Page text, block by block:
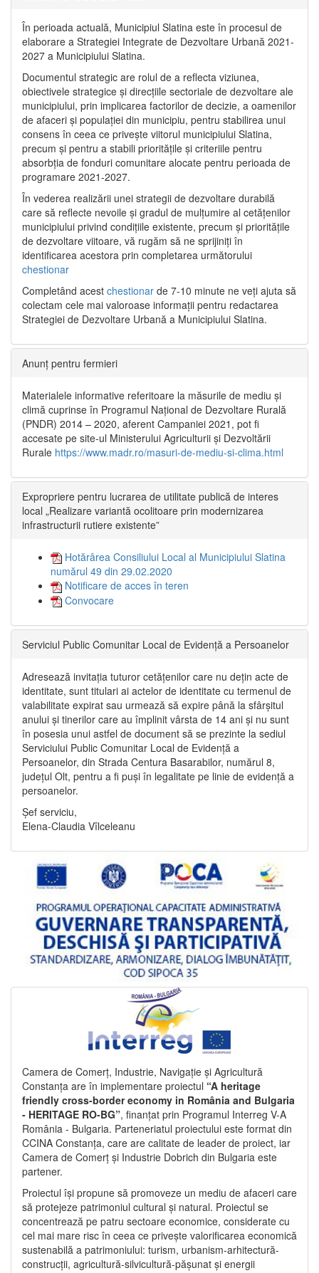
În perioada actuală, Municipiul Slatina este în procesul de
elaborare a Strategiei Integrate de Dezvoltare Urbană 2021‐
2027 a Municipiului Slatina.
Documentul strategic are rolul de a reflecta viziunea,
obiectivele strategice și direcțiile sectoriale de dezvoltare ale
municipiului, prin implicarea factorilor de decizie, a oamenilor
de afaceri și populației din municipiu, pentru stabilirea unui
consens în ceea ce privește viitorul municipiului Slatina,
precum și pentru a stabili prioritățile și criteriile pentru
absorbția de fonduri comunitare alocate pentru perioada de
programare 2021-2027.
În vederea realizării unei strategii de dezvoltare durabilă
care să reflecte nevoile și gradul de mulțumire al cetățenilor
municipiului privind condițiile existente, precum și prioritățile
de dezvoltare viitoare, vă rugăm să ne sprijiniți în
identificarea acestora prin completarea următorului
chestionar
Completând acest chestionar de 7-10 minute ne veți ajuta să
colectam cele mai valoroase informații pentru redactarea
Strategiei de Dezvoltare Urbană a Municipiului Slatina.
Anunț pentru fermieri
Materialele informative referitoare la măsurile de mediu și
climă cuprinse în Programul Național de Dezvoltare Rurală
(PNDR) 2014 – 2020, aferent Campaniei 2021, pot fi
accesate pe site-ul Ministerului Agriculturii și Dezvoltării
Rurale https://www.madr.ro/masuri-de-mediu-si-clima.html
Expropriere pentru lucrarea de utilitate publică de interes
local „Realizare variantă ocolitoare prin modernizarea
infrastructurii rutiere existente”
Hotărârea Consiliului Local al Municipiului Slatina
numărul 49 din 29.02.2020
Notificare de acces în teren
Convocare
Serviciul Public Comunitar Local de Evidență a Persoanelor
Adresează invitația tuturor cetățenilor care nu dețin acte de
identitate, sunt titulari ai actelor de identitate cu termenul de
valabilitate expirat sau urmează să expire până la sfârșitul
anului și tinerilor care au împlinit vârsta de 14 ani și nu sunt
în posesia unui astfel de document să se prezinte la sediul
Serviciului Public Comunitar Local de Evidență a
Persoanelor, din Strada Centura Basarabilor, numărul 8,
județul Olt, pentru a fi puși în legalitate pe linie de evidență a
persoanelor.
Șef serviciu,
Elena-Claudia Vîlceleanu
Camera de Comerț, Industrie, Navigație și Agricultură
Constanța are în implementare proiectul “A heritage
friendly cross-border economy in România and Bulgaria
- HERITAGE RO-BG”, finanțat prin Programul Interreg V-A
România - Bulgaria. Parteneriatul proiectului este format din
CCINA Constanța, care are calitate de leader de proiect, iar
Camera de Comerț și Industrie Dobrich din Bulgaria este
partener.
Proiectul își propune să promoveze un mediu de afaceri care
să protejeze patrimoniul cultural și natural. Proiectul se
concentrează pe patru sectoare economice, considerate cu
cel mai mare risc în ceea ce privește valorificarea economică
sustenabilă a patrimoniului: turism, urbanism-arhitectură-
construcții, agricultură-silvicultură-pășunat și energii